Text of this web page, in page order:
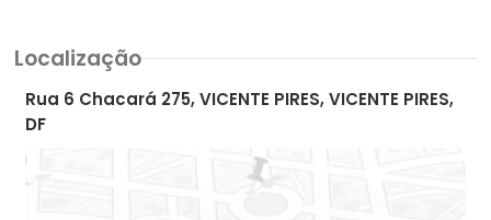
Localização
Rua 6 Chacará 275, VICENTE PIRES, VICENTE PIRES,
DF